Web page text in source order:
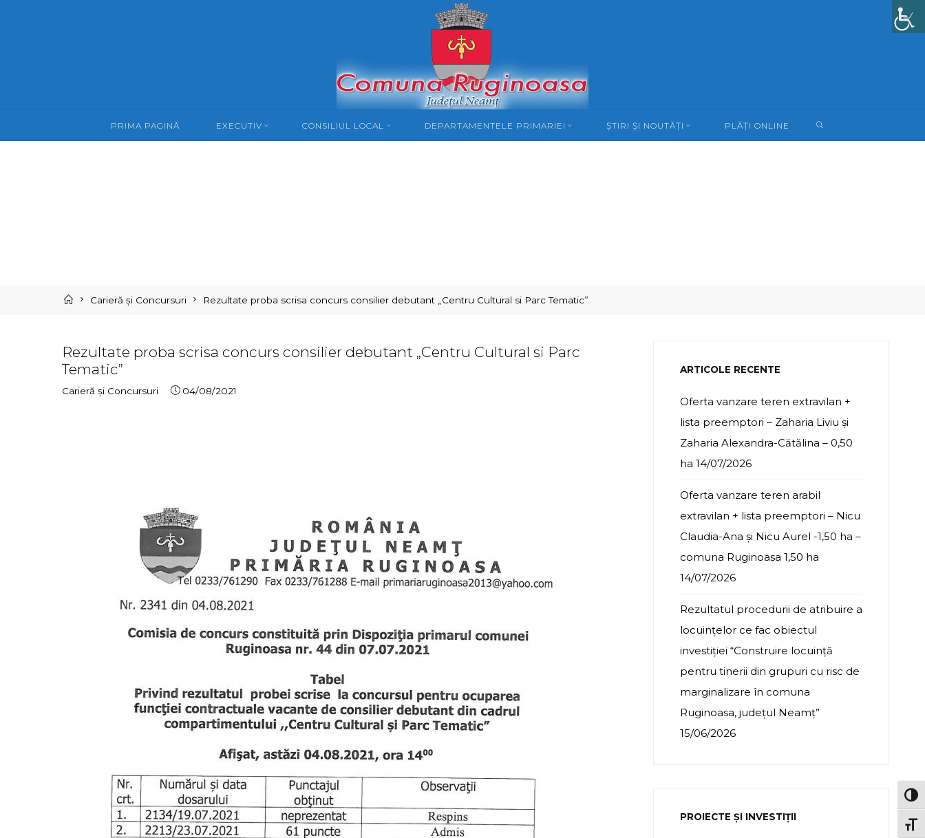
PRIMA PAGINĂ EXECUTIV CONSILIUL LOCAL DEPARTAMENTELE PRIMARIEI ȘTIRI ȘI NOUTĂȚI PLĂȚI ONLINE
Home
Carieră și Concursuri Rezultate proba scrisa concurs consilier debutant „Centru Cultural si Parc Tematic”
Rezultate proba scrisa concurs consilier debutant „Centru Cultural si Parc
Tematic”
Carieră și Concursuri 04/08/2021
ARTICOLE RECENTE
Oferta vanzare teren extravilan +
lista preemptori – Zaharia Liviu și
Zaharia Alexandra-Cătălina – 0,50
ha 14/07/2026
Oferta vanzare teren arabil
extravilan + lista preemptori – Nicu
Claudia-Ana și Nicu Aurel -1,50 ha –
comuna Ruginoasa 1,50 ha
14/07/2026
Rezultatul procedurii de atribuire a
locuințelor ce fac obiectul
investiției “Construire locuință
pentru tinerii din grupuri cu risc de
marginalizare în comuna
Ruginoasa, județul Neamț”
15/06/2026
PROIECTE ȘI INVESTIȚII